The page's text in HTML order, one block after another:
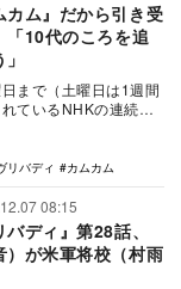
カム』だから引き受
10代のころを追
まで（土曜日は1週間
ているNHKの連続テ
ヴリバディ』。本作
リバディ カムカム
08:15
バディ』第28話、
）が米軍将校（村雨